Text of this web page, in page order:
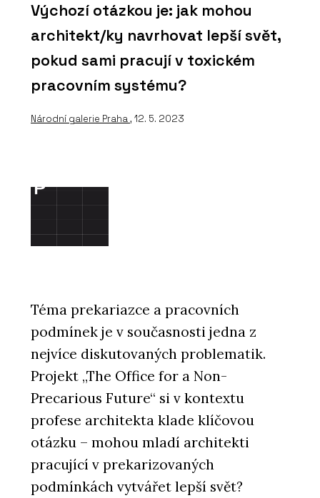
Výchozí otázkou je: jak mohou
architekt/ky navrhovat lepší svět,
pokud sami pracují v toxickém
pracovním systému?
Národní galerie Praha, 12. 5. 2023
Téma prekariazce a pracovních
podmínek je v současnosti jedna z
nejvíce diskutovaných problematik.
Projekt „The Office for a Non-
Precarious Future“ si v kontextu
profese architekta klade klíčovou
otázku – mohou mladí architekti
pracující v prekarizovaných
podmínkách vytvářet lepší svět?